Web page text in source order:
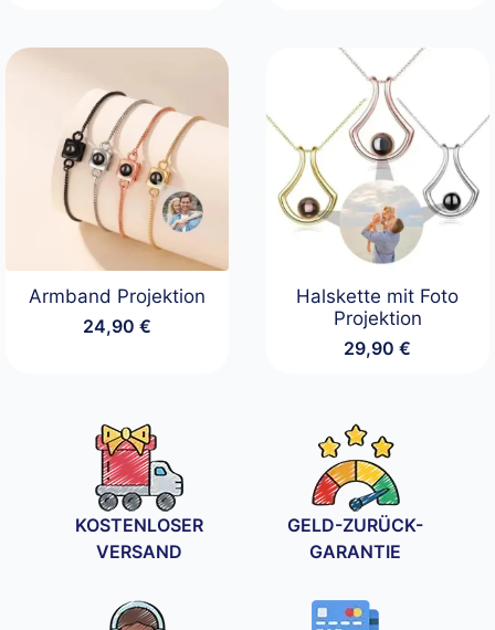
Armband Projektion
24,90€
Halskette mit Foto
Projektion
29,90€
KOSTENLOSER
VERSAND
GELD-ZURÜCK-
GARANTIE